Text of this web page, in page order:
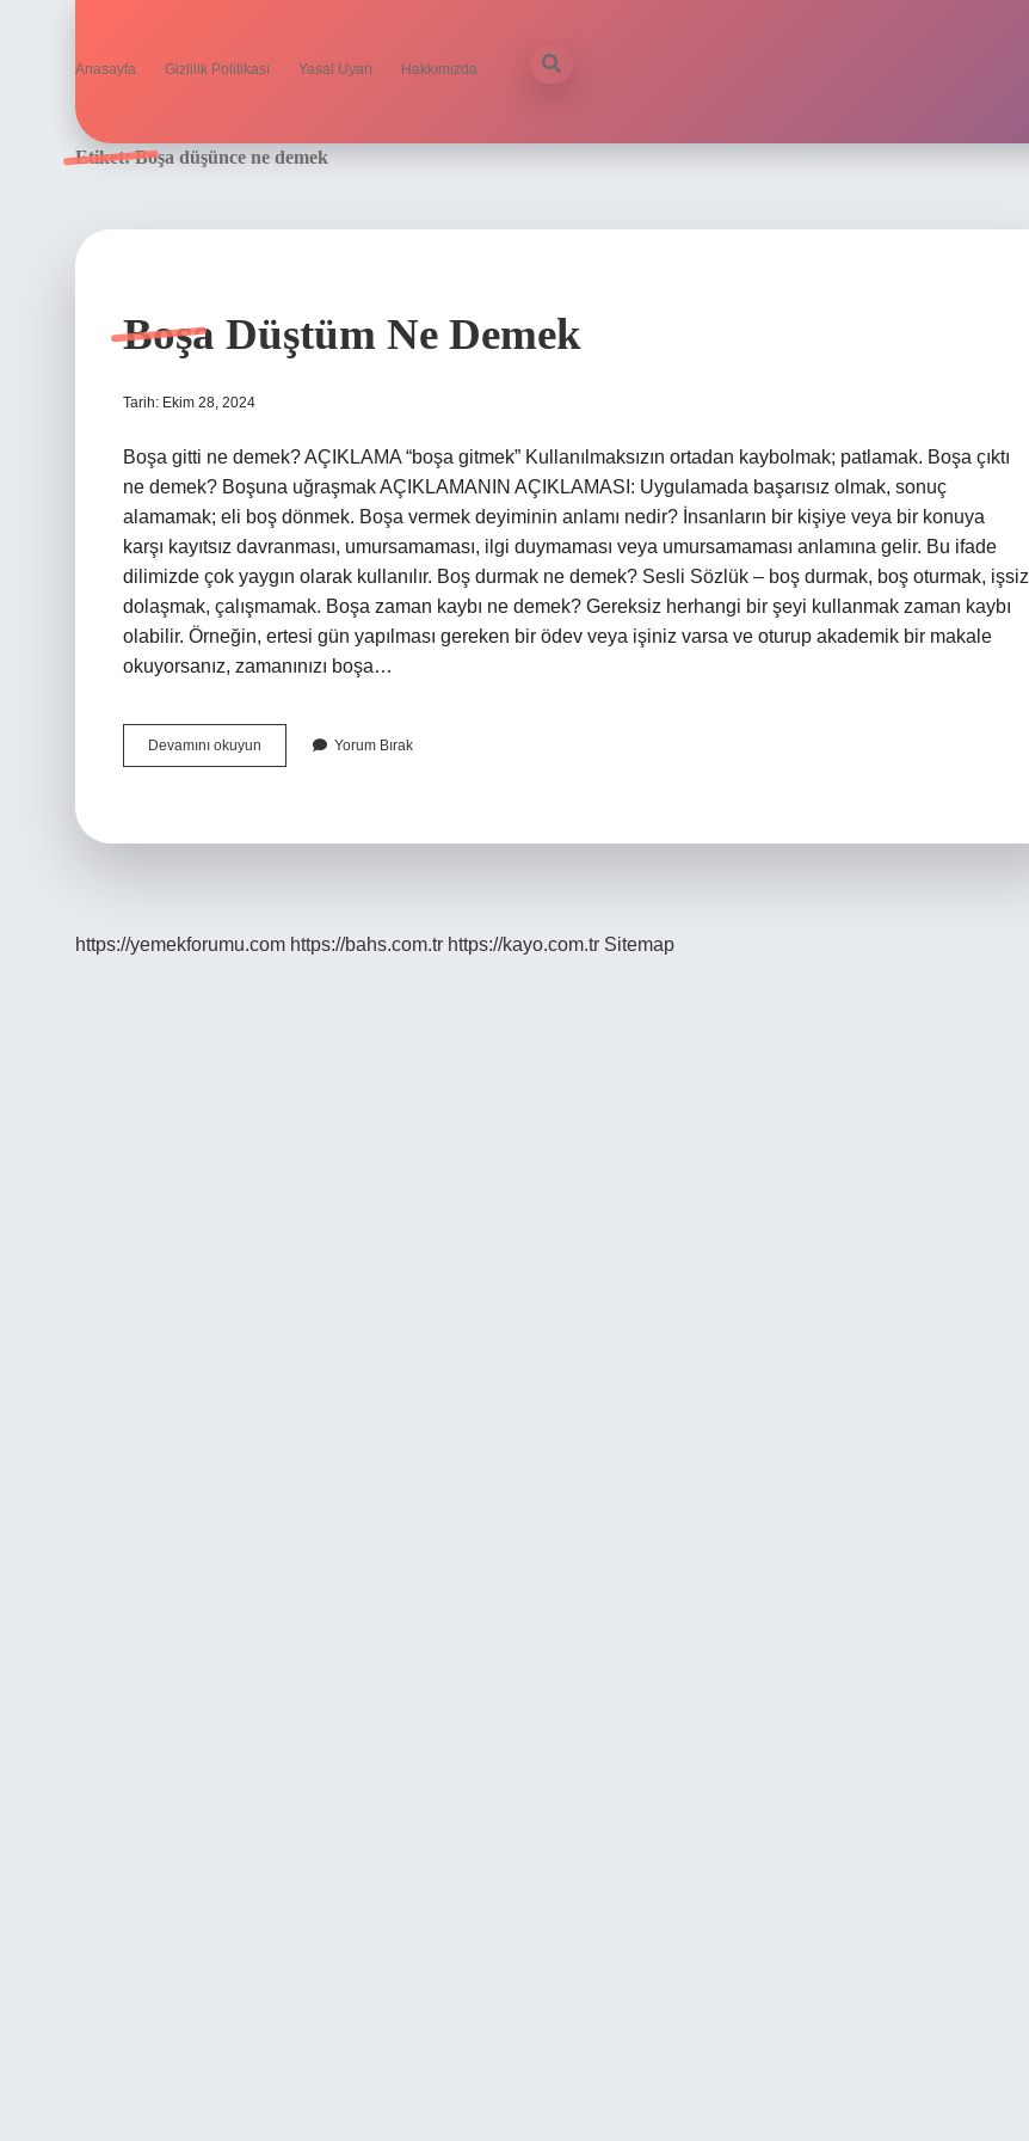
Anasayfa Gizlilik Politikası Yasal Uyarı Hakkımızda
Etiket:Boşa düşünce ne demek
Boşa Düştüm Ne Demek
Tarih: Ekim 28, 2024
Boşa gitti ne demek? AÇIKLAMA “boşa gitmek” Kullanılmaksızın ortadan kaybolmak; patlamak. Boşa çıktı
ne demek? Boşuna uğraşmak AÇIKLAMANIN AÇIKLAMASI: Uygulamada başarısız olmak, sonuç
alamamak; eli boş dönmek. Boşa vermek deyiminin anlamı nedir? İnsanların bir kişiye veya bir konuya
karşı kayıtsız davranması, umursamaması, ilgi duymaması veya umursamaması anlamına gelir. Bu ifade
dilimizde çok yaygın olarak kullanılır. Boş durmak ne demek? Sesli Sözlük – boş durmak, boş oturmak, işsiz
dolaşmak, çalışmamak. Boşa zaman kaybı ne demek? Gereksiz herhangi bir şeyi kullanmak zaman kaybı
olabilir. Örneğin, ertesi gün yapılması gereken bir ödev veya işiniz varsa ve oturup akademik bir makale
okuyorsanız, zamanınızı boşa…
Devamını okuyun
Düştüm
Yorum Bırak
https://yemekforumu.com https://bahs.com.tr https://kayo.com.tr Sitemap